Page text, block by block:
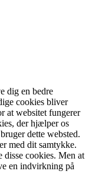
dig en bedre
cookies bliver
at websitet fungerer
der hjælper os
dette websted.
med dit samtykke.
cookies. Men at
en indvirkning på